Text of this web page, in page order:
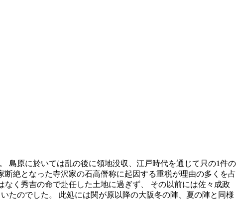
島原に於いては乱の後に領地没収、江戸時代を通じて只の1件の
絶となった寺沢家の石高僭称に起因する重税が理由の多くを占
く秀吉の命で赴任した土地に過ぎず、 その以前には佐々成政
たのでした。 此処には関が原以降の大阪冬の陣、夏の陣と同様